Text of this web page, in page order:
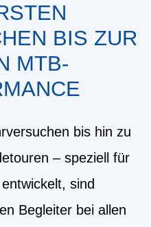
BIS ZUR
MTB-
bis hin zu
– speziell für
sind
Begleiter bei allen